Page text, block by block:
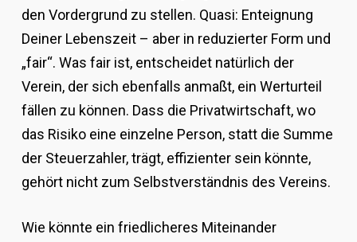
den Vordergrund zu stellen. Quasi: Enteignung
Deiner Lebenszeit – aber in reduzierter Form und
„fair“. Was fair ist, entscheidet natürlich der
Verein, der sich ebenfalls anmaßt, ein Werturteil
fällen zu können. Dass die Privatwirtschaft, wo
das Risiko eine einzelne Person, statt die Summe
der Steuerzahler, trägt, effizienter sein könnte,
gehört nicht zum Selbstverständnis des Vereins.
Wie könnte ein friedlicheres Miteinander